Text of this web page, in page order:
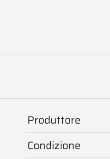
Produttore
Condizione